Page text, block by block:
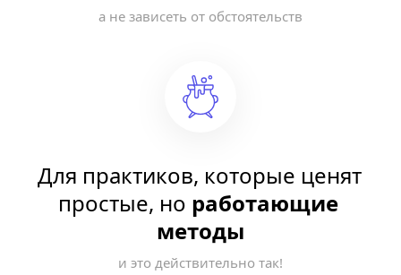
а не зависеть от обстоятельств
Для практиков, которые ценят
простые, но работающие
методы
и это действительно так!